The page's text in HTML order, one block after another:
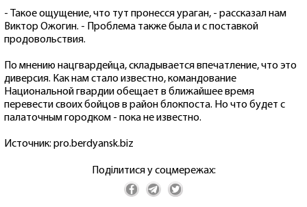
- Такое ощущение, что тут пронесся ураган, - рассказал нам
Виктор Ожогин. - Проблема также была и с поставкой
продовольствия.
По мнению нацгвардейца, складывается впечатление, что это
диверсия. Как нам стало известно, командование
Национальной гвардии обещает в ближайшее время
перевести своих бойцов в район блокпоста. Но что будет с
палаточным городком - пока не известно.
Источник: pro.berdyansk.biz
Поділитися у соцмережах: